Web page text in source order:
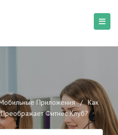
Приложения / Как
Фитнес Клуб?